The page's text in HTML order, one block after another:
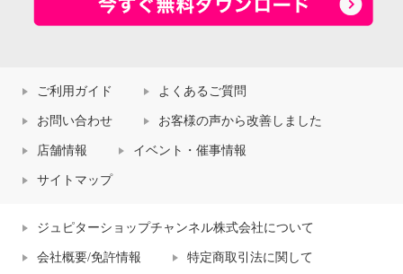
ご利用ガイド よくあるご質問
お問い合わせ お客様の声から改善しました
店舗情報 イベント・催事情報
サイトマップ
ジュピターショップチャンネル株式会社について
会社概要/免許情報 特定商取引法に関して